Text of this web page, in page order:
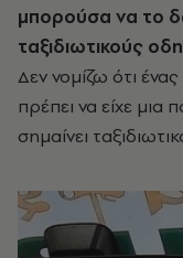
μπορούσα να το
ταξιδιωτικούς
Δεν νομίζω ότι
πρέπει να είχε μια
σημαίνει